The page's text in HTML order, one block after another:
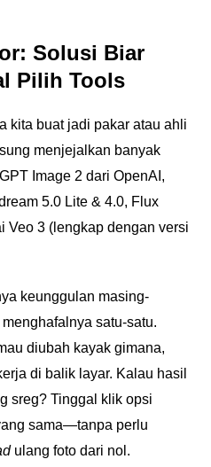
Solusi Biar
Pilih Tools
kita buat jadi pakar atau ahli
menjejalkan banyak
Image 2 dari OpenAI,
5.0 Lite & 4.0, Flux
Veo 3 (lengkap dengan versi
keunggulan masing-
satu-satu.
diubah kayak gimana,
di balik layar. Kalau hasil
sreg? Tinggal klik opsi
sama—tanpa perlu
ulang foto dari nol.